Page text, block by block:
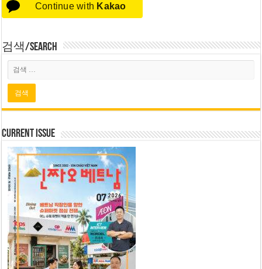
Continue with Kakao
검색/Search
Current Issue